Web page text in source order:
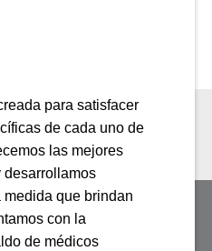
para satisfacer
de cada uno de
las mejores
desarrollamos
que brindan
con la
de médicos